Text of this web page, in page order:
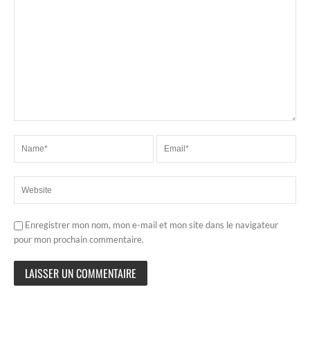
Enregistrer mon nom, mon e-mail et mon site dans le navigateur
pour mon prochain commentaire.